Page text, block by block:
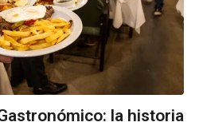
la historia